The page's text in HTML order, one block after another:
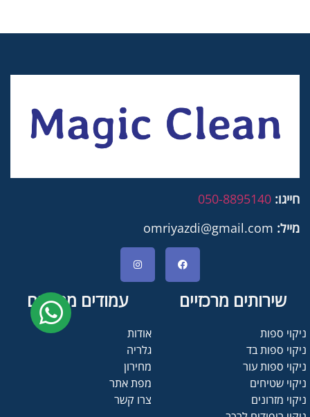
חייגו: 050-8895140
מייל:omriyazdi@gmail.com
שירותים מרכזיים
ניקוי ספות
ניקוי ספות בד
ניקוי ספות עור
ניקוי שטיחים
ניקוי מזרונים
עמודים מרכזיים
אודות
גלריה
מחירון
מפת אתר
צרו קשר